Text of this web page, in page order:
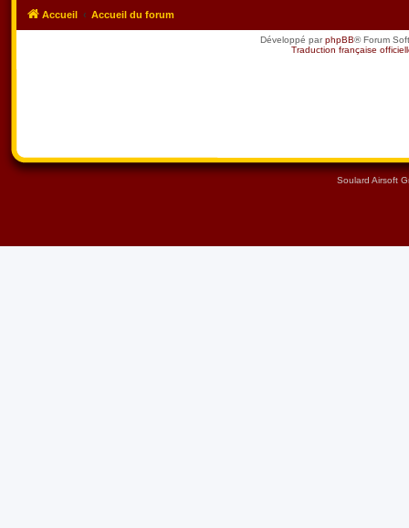
Accueil Accueil du forum
Développé parphpBB® Forum
Traduction française
Soulard Airsoft